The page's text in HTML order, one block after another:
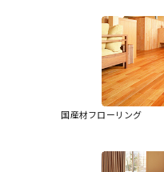
国産材フローリング